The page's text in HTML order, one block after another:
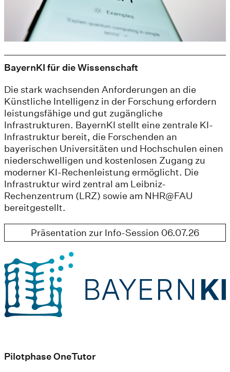
BayernKI für die Wissenschaft
Die stark wachsenden Anforderungen an die
Künstliche Intelligenz in der Forschung erfordern
leistungsfähige und gut zugängliche
Infrastrukturen. BayernKI stellt eine zentrale KI-
Infrastruktur bereit, die Forschenden an
bayerischen Universitäten und Hochschulen einen
niederschwelligen und kostenlosen Zugang zu
moderner KI-Rechenleistung ermöglicht. Die
Infrastruktur wird zentral am Leibniz-
Rechenzentrum (LRZ) sowie am NHR@FAU
bereitgestellt.
Präsentation zur Info-Session 06.07.26
Pilotphase OneTutor